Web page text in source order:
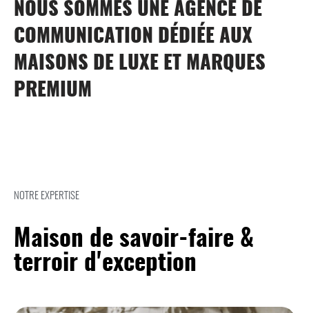
NOUS SOMMES UNE AGENCE DE
COMMUNICATION DÉDIÉE AUX
MAISONS DE LUXE ET MARQUES
PREMIUM
NOTRE EXPERTISE
Maison de savoir-faire &
terroir d'exception